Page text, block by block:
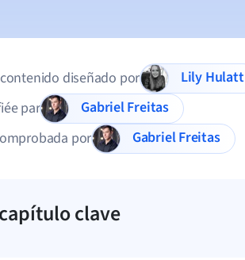
diseñado por
Lily Hulatt
par
Gabriel Freitas
por
Gabriel Freitas
clave